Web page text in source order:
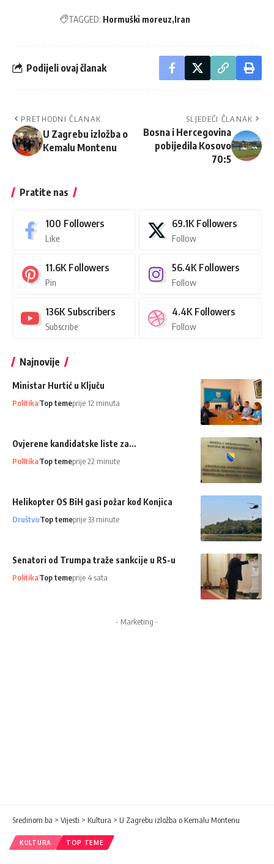
TAGGED: Hormuški moreuz Iran
Podijeli ovaj članak
PRETHODNI ČLANAK
U Zagrebu izložba o
Kemalu Montenu
SLJEDEĆI ČLANAK
Bosna i Hercegovina
pobijedila Kosovo
70:5
Pratite nas
100 Followers
Like
69.1K Followers
Follow
11.6K Followers
Pin
56.4K Followers
Follow
136K Subscribers
Subscribe
4.4K Followers
Follow
Najnovije
Ministar Hurtić u Ključu
PolitikaTop temeprije 12 minuta
Ovjerene kandidatske liste za…
PolitikaTop temeprije 22 minute
Helikopter OS BiH gasi požar kod Konjica
DruštvoTop temeprije 33 minute
Senatori od Trumpa traže sankcije u RS-u
PolitikaTop temeprije 4 sata
- Marketing -
Sredinom.ba > Vijesti > Kultura > U Zagrebu izložba o Kemalu Montenu
KULTURA TOP TEME